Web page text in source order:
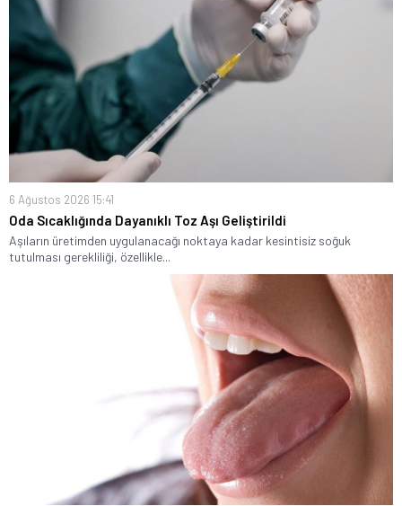
6 Ağustos 2026 15:41
Oda Sıcaklığında Dayanıklı Toz Aşı Geliştirildi
Aşıların üretimden uygulanacağı noktaya kadar kesintisiz soğuk
tutulması gerekliliği, özellikle...